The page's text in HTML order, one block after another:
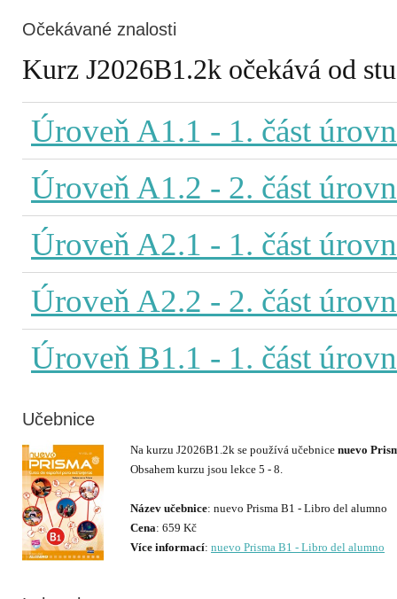
Očekávané znalosti
Kurz J2026B1.2k očekává od
Úroveň A1.1 - 1. část
Úroveň A1.2 - 2. část
Úroveň A2.1 - 1. část
Úroveň A2.2 - 2. část
Úroveň B1.1 - 1. část
Učebnice
Na kurzu J2026B1.2k se používá učebnice nuevo
Obsahem kurzu jsou lekce 5 - 8.
Název učebnice
Cena
Více informací: nuevo Prisma B1 - Libro del alumno